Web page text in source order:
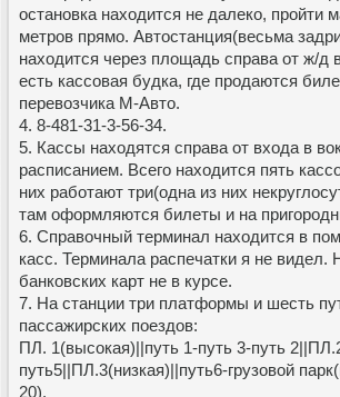
остановка находится не далеко, пройти
метров прямо. Автостанция(весьма
находится через площадь справа от ж/д
есть кассовая будка, где продаются
перевозчика М-Авто.
4. 8-481-31-3-56-34.
5. Кассы находятся справа от входа в
расписанием. Всего находится пять
них работают три(одна из них
там оформляются билеты и на
6. Справочный терминал находится в
касс. Терминала распечатки я не видел.
банковских карт не в курсе.
7. На станции три платформы и шесть
пассажирских поездов:
ПЛ. 1(высокая)||путь 1-путь 3-путь
путь5||ПЛ.3(низкая)||путь6-грузовой
20).